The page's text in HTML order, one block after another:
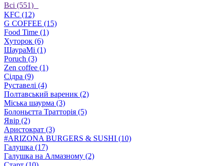
Bсі (551)
KFC (12)
G COFFEE (15)
Food Time (1)
Хуторок (6)
ШаураМі (1)
Poruch (3)
Zen coffee (1)
Сідра (9)
Руставелі (4)
Полтавський вареник (2)
Міська шаурма (3)
Болоньєтта Тратторія (5)
Явір (2)
Аристократ (3)
#ARIZONA BURGERS & SUSHI (10)
Галушка (17)
Галушка на Алмазному (2)